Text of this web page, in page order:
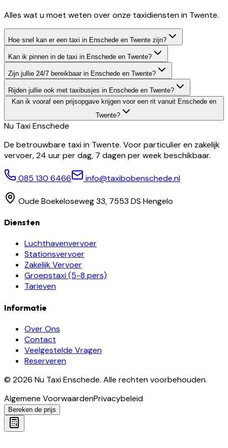
Alles wat u moet weten over onze taxidiensten in Twente.
Hoe snel kan er een taxi in Enschede en Twente zijn?
Kan ik pinnen in de taxi in Enschede en Twente?
Zijn jullie 24/7 bereikbaar in Enschede en Twente?
Rijden jullie ook met taxibusjes in Enschede en Twente?
Kan ik vooraf een prijsopgave krijgen voor een rit vanuit Enschede en
Twente?
Nu TaxiEnschede
De betrouwbare taxi in Twente. Voor particulier en zakelijk
vervoer, 24 uur per dag, 7 dagen per week beschikbaar.
085 130 6466 info@taxibobenschede.nl
Oude Boekeloseweg 33, 7553 DS Hengelo
Diensten
Luchthavenvervoer
Stationsvervoer
Zakelijk Vervoer
Groepstaxi (5-8 pers)
Tarieven
Informatie
Over Ons
Contact
Veelgestelde Vragen
Reserveren
© 2026 Nu Taxi Enschede. Alle rechten voorbehouden.
Algemene VoorwaardenPrivacybeleid
Bereken de prijs